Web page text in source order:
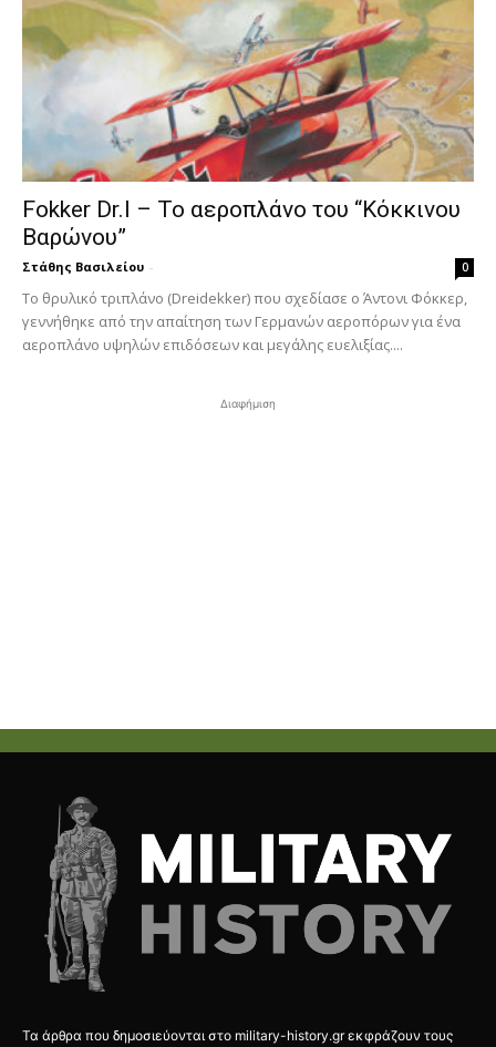
Fokker Dr.I – To αεροπλάνο του “Κόκκινου
Βαρώνου”
Στάθης Βασιλείου - 0
Tο θρυλικό τριπλάνο (Dreidekker) που σχεδίασε ο Άντονι Φόκκερ,
γεννήθηκε από την απαίτηση των Γερμανών αεροπόρων για ένα
αεροπλάνο υψηλών επιδόσεων και μεγάλης ευελιξίας....
Διαφήμιση
Τα άρθρα που δημοσιεύονται στο military-history.gr εκφράζουν τους